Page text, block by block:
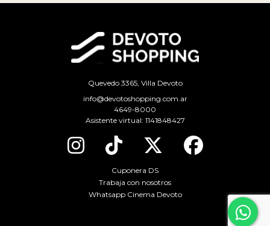
Cuponera DS
Trabaja con nosotros
Whatsapp Cinema Devoto
Quevedo 3365, Villa Devoto
info@devotoshopping.com.ar
4649-8000
Asistente virtual: 1141848427